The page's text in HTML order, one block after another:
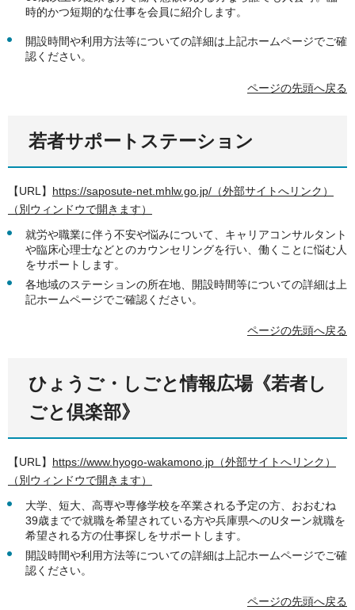
時的かつ短期的な仕事を会員に紹介します。
開設時間や利用方法等についての詳細は上記ホームページでご確
認ください。
ページの先頭へ戻る
若者サポートステーション
【URL】 https://saposute-net.mhlw.go.jp/（外部サイトへリンク）
（別ウィンドウで開きます）
就労や職業に伴う不安や悩みについて、キャリアコンサルタント
や臨床心理士などとのカウンセリングを行い、働くことに悩む人
をサポートします。
各地域のステーションの所在地、開設時間等についての詳細は上
記ホームページでご確認ください。
ページの先頭へ戻る
ひょうご・しごと情報広場《若者し
ごと倶楽部》
【URL】 https://www.hyogo-wakamono.jp（外部サイトへリンク）
（別ウィンドウで開きます）
大学、短大、高専や専修学校を卒業される予定の方、おおむね
39歳までで就職を希望されている方や兵庫県へのUターン就職を
希望される方の仕事探しをサポートします。
開設時間や利用方法等についての詳細は上記ホームページでご確
認ください。
ページの先頭へ戻る